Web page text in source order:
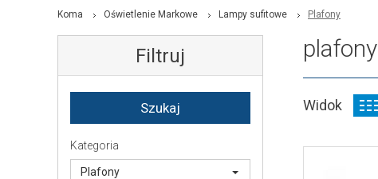
Koma Oświetlenie Markowe Lampy sufitowe Plafony
Filtruj
Kategoria
Plafony
plafony
Widok